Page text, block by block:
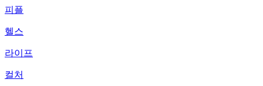
피플
헬스
라이프
컬처